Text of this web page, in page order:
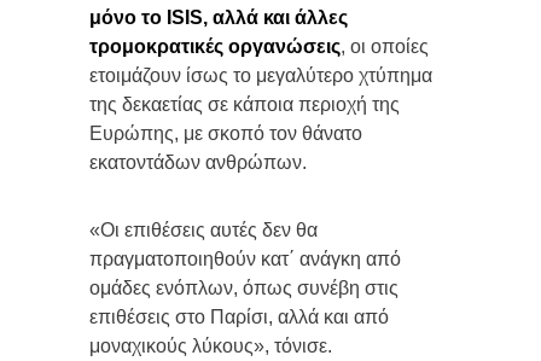
μόνο το ISIS, αλλά και άλλες
τρομοκρατικές οργανώσεις, οι οποίες
ετοιμάζουν ίσως το μεγαλύτερο χτύπημα
της δεκαετίας σε κάποια περιοχή της
Ευρώπης, με σκοπό τον θάνατο
εκατοντάδων ανθρώπων.
«Οι επιθέσεις αυτές δεν θα
πραγματοποιηθούν κατ΄ ανάγκη από
ομάδες ενόπλων, όπως συνέβη στις
επιθέσεις στο Παρίσι, αλλά και από
μοναχικούς λύκους», τόνισε.